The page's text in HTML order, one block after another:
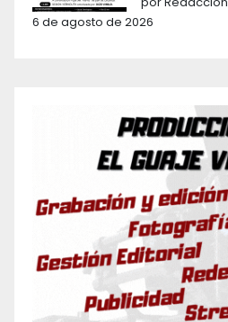
6 de agosto de 2026